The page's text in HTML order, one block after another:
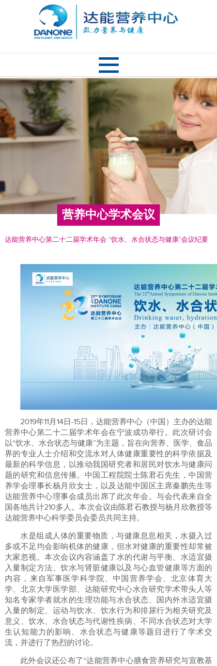
营养中心学术会议
达能营养中心第二十二届学术年会 “饮水、水合状态与健康”会议纪要
2019年11月14日-15日，达能营养中心（中国）主办的达能
营养中心第二十二届学术年会在宁波成功举行。此次研讨会
以“饮水、水合状态与健康”为主题，旨在向营养、医学、食品
界的专业人士介绍和交流水对人体健康重要性的科学依据及
最新的科学信息，以推动我国研究者和居民对饮水与健康问
题的研究和信息传播。中国工程院院士陈君石先生，中国营
养学会理事长杨月欣女士，以及达能中国区主席秦鹏先生等
达能营养中心理事会成员出席了此次年会。与会代表来自全
国各地共计210多人。本次会议由陈君石教授与杨月欣教授等
达能营养中心科学委员会委员共同主持。
水是组成人体的重要物质，与健康息息相关，水摄入过
多或不足均会影响机体的健康，但水对健康的重要性却常被
大家忽视。本次会议内容涵盖了水的代谢与平衡、水适宜摄
入量制定方法、饮水与肾脏健康以及与心血管健康等方面的
内容，来自军事医学科学院、中国营养学会、北京体育大
学、北京大学医学部、达能研究中心水合研究学术带头人等
知名专家学者就水的生理功能与水合状态、国内外水适宜摄
入量的制定、运动与饮水、饮水行为和排尿行为相关研究及
意义、饮水、水合状态与代谢性疾病、不同水合状态对大学
生认知能力的影响、水合状态与健康等题目进行了学术交
流，并进行了热烈的讨论。
此外会议还公布了“达能营养中心膳食营养研究与宣教基